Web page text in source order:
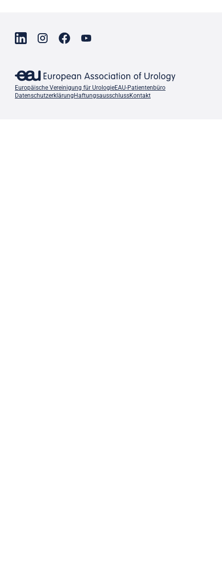
Europäische Vereinigung für UrologieEAU-Patientenbüro
Datenschutzerklärung HaftungsausschlussKontakt